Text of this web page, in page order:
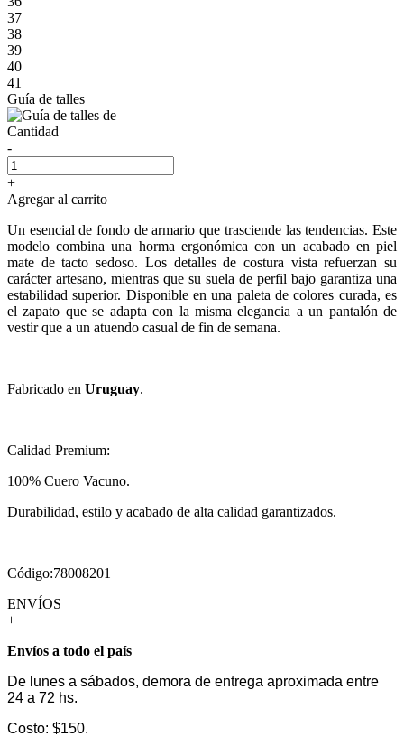
37
38
39
40
41
Guía de talles
Cantidad
-
+
Agregar al carrito
Un esencial de fondo de armario que trasciende las tendencias. Este
modelo combina una horma ergonómica con un acabado en piel
mate de tacto sedoso. Los detalles de costura vista refuerzan su
carácter artesano, mientras que su suela de perfil bajo garantiza una
estabilidad superior. Disponible en una paleta de colores curada, es
el zapato que se adapta con la misma elegancia a un pantalón de
vestir que a un atuendo casual de fin de semana.
Fabricado en Uruguay.
Calidad Premium:
100% Cuero Vacuno.
Durabilidad, estilo y acabado de alta calidad garantizados.
Código:78008201
ENVÍOS
+
Envíos a todo el país
De lunes a sábados, demora de entrega aproximada entre
24 a 72 hs.
Costo: $150.